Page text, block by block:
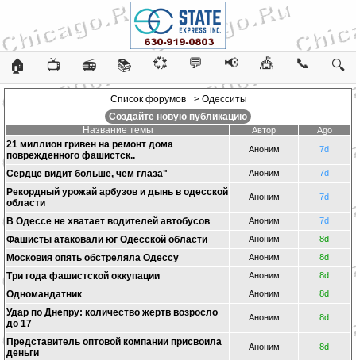
🏠 📺 📻 📚 💞 💬 📢 🎪 📞 🔍
Список форумов
> Одесситы
Создайте новую публикацию
Название темы
Автор Ago
21 миллион гривен на ремонт дома
поврежденного фашистск..
Аноним 7d
Сердце видит больше, чем глаза" Аноним 7d
Рекордный урожай арбузов и дынь в одесской
области
Аноним 7d
В Одессе не хватает водителей автобусов Аноним 7d
Фашисты атаковали юг Одесской области Аноним 8d
Московия опять обстреляла Одессу Аноним 8d
Три года фашистской оккупации Аноним 8d
Одномандатник Аноним 8d
Удар по Днепру: количество жертв возросло
до 17
Аноним 8d
Представитель оптовой компании присвоила
деньги
Аноним 8d